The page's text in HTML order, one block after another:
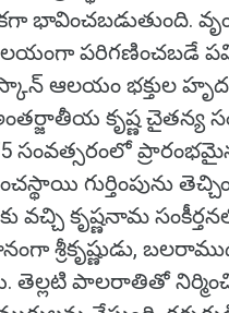
భావించబడుతుంది.
పరిగణించబడే
ఆలయం భక్తుల
కృష్ణ చైతన్య
సంవత్సరంలో
గుర్తింపును
వచ్చి కృష్ణనామ
శ్రీకృష్ణుడు,
తెల్లటి పాలరాతితో